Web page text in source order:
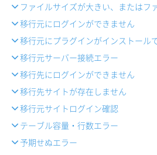
ファイルサイズが大きい、またはフ
移行元にログインができません
移行元にプラグインがインストール
移行元サーバー接続エラー
移行先にログインができません
移行先サイトが存在しません
移行元サイトログイン確認
テーブル容量・行数エラー
予期せぬエラー